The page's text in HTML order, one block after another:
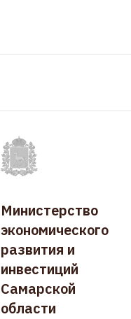
Министерство
экономического
развития и
инвестиций
Самарской
области